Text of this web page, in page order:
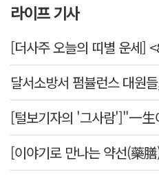
라이프 기사